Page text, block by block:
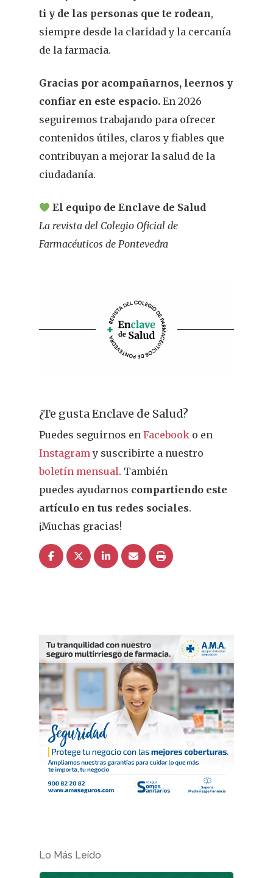
ti y de las personas que te rodean,
siempre desde la claridad y la cercanía
de la farmacia.
Gracias por acompañarnos, leernos y
confiar en este espacio. En 2026
seguiremos trabajando para ofrecer
contenidos útiles, claros y fiables que
contribuyan a mejorar la salud de la
ciudadanía.
El equipo de Enclave de Salud
La revista del Colegio Oficial de
Farmacéuticos de Pontevedra
¿Te gusta Enclave de Salud?
Puedes seguirnos enFacebook o en
Instagram y suscribirte a nuestro
boletín mensual. También
puedes ayudarnos compartiendo este
artículo en tus redes sociales.
¡Muchas gracias!
Lo Más Leído